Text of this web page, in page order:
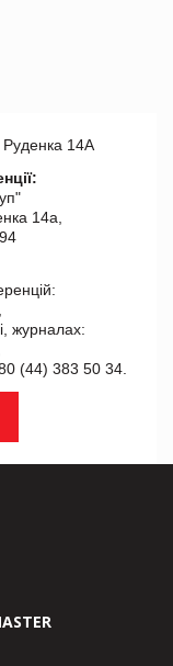
14А
14а,
журналах:
(44) 383 50 34.